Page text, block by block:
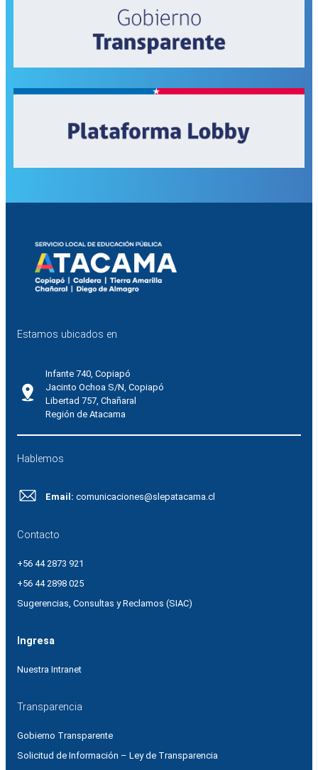
Estamos ubicados en
Infante 740, Copiapó
Jacinto Ochoa S/N, Copiapó
Libertad 757, Chañaral
Región de Atacama
Hablemos
Email: comunicaciones@slepatacama.cl
Contacto
+56 44 2873 921
+56 44 2898 025
Sugerencias, Consultas y Reclamos (SIAC)
Ingresa
Nuestra Intranet
Transparencia
Gobierno Transparente
Solicitud de Información – Ley de Transparencia